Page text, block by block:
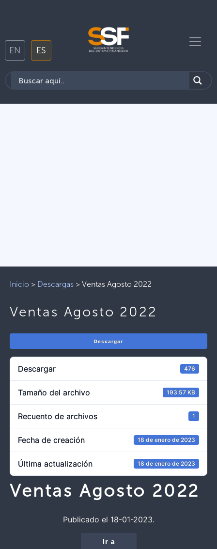
EN ES
Inicio > Descargas > Ventas Agosto 2022
Ventas Agosto 2022
Descargar
Descargar 476
Tamaño del archivo 193.57 KB
Recuento de archivos 1
Fecha de creación 18 de enero de 2023
Última actualización 18 de enero de 2023
Ventas Agosto 2022
Publicado el 18-01-2023.
Ir a